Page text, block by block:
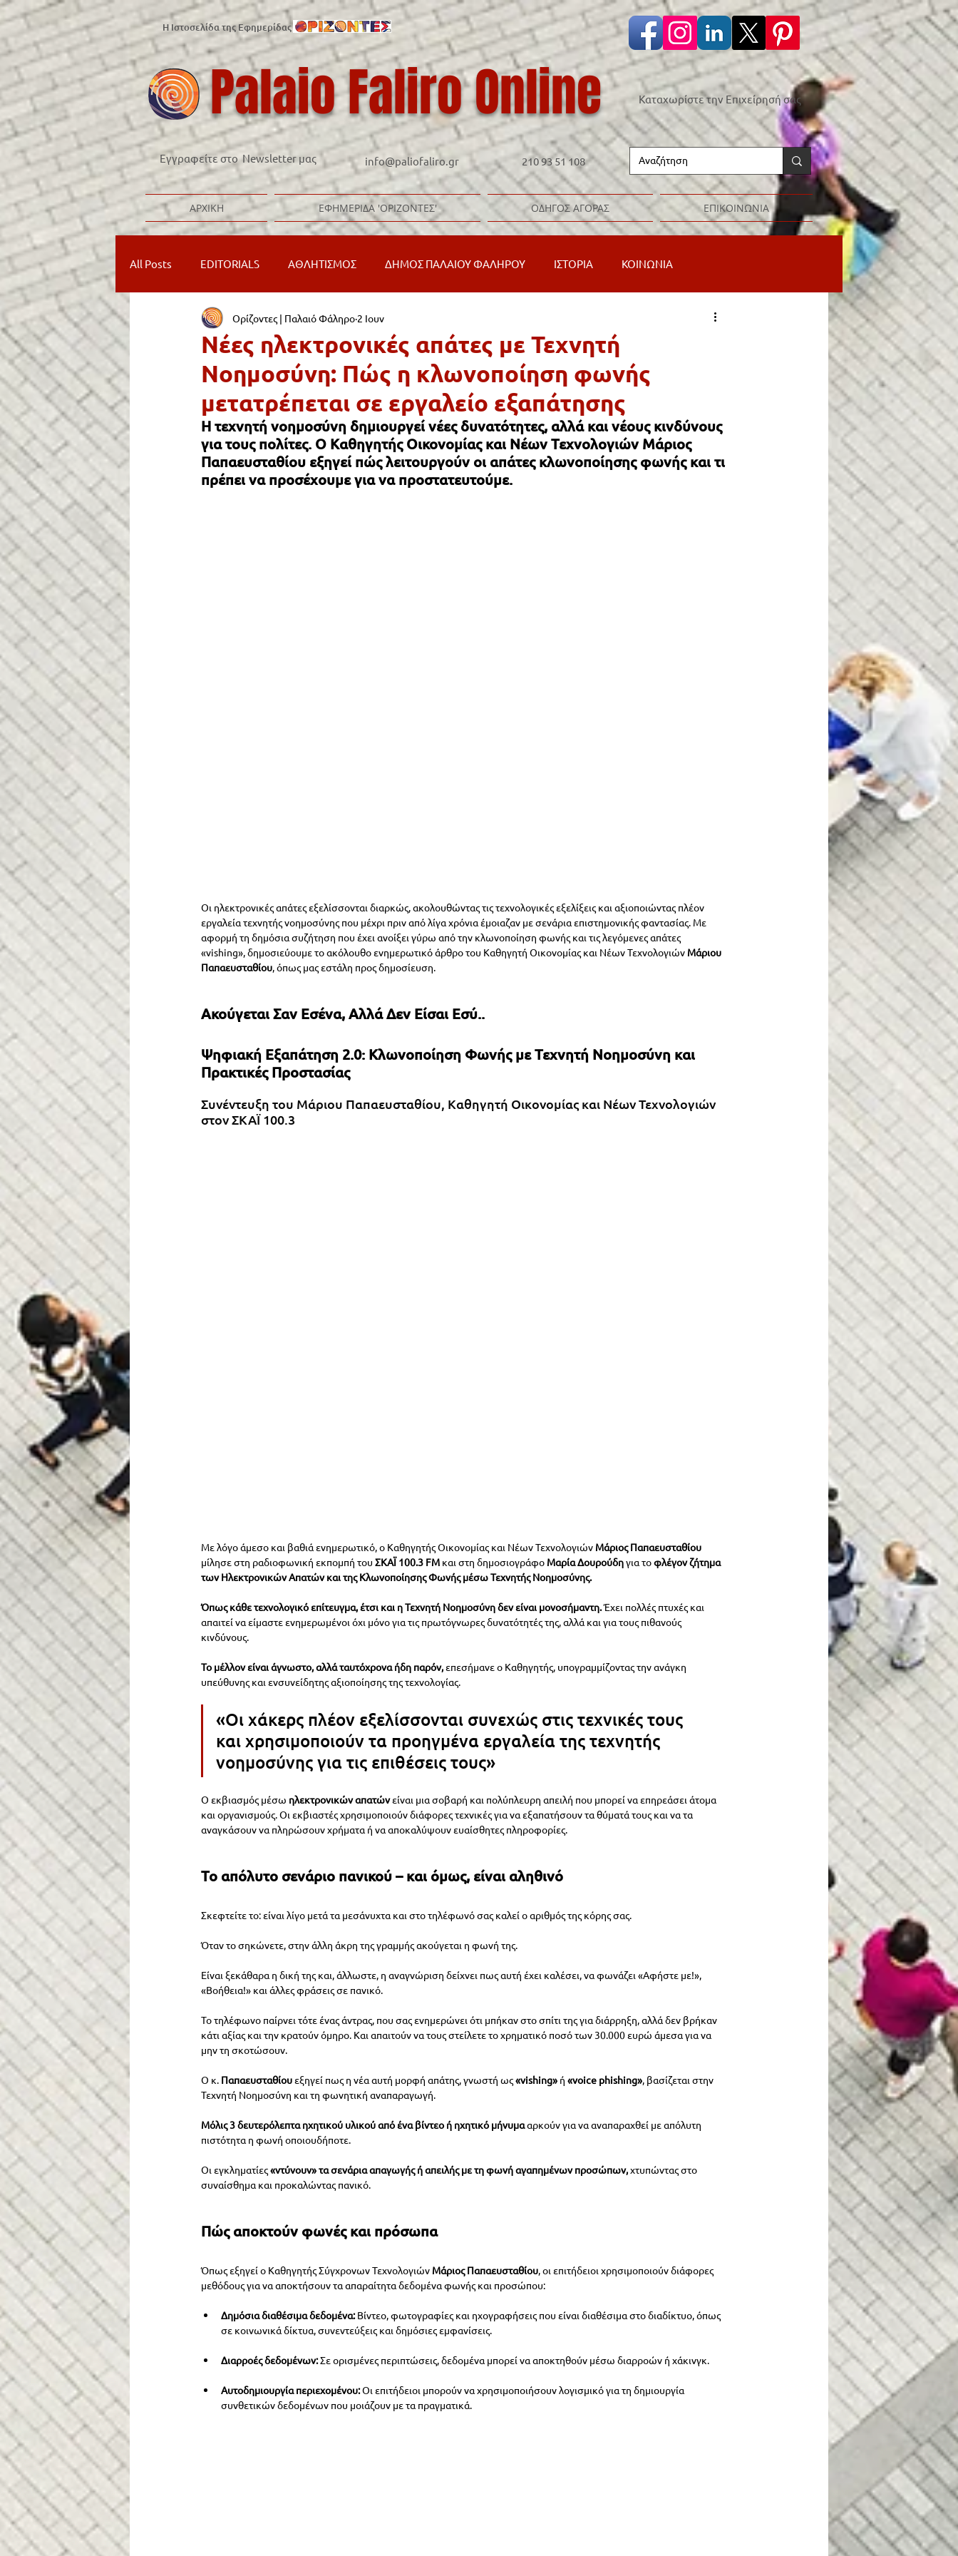
Η Ιστοσελίδα της Εφημερίδας
Palaio Faliro Online
info@paliofaliro.gr 210 93 51 108
Καταχωρίστε την Επιχείρησή σας
ΑΡΧΙΚΗ ΕΦΗΜΕΡΙΔΑ 'ΟΡΙΖΟΝΤΕΣ' ΟΔΗΓΟΣ ΑΓΟΡΑΣ ΕΠΙΚΟΙΝΩΝΙΑ
Εγγραφείτε στο Newsletter μας
All Posts EDITORIALS ΑΘΛΗΤΙΣΜΟΣ ΔΗΜΟΣ ΠΑΛΑΙΟΥ ΦΑΛΗΡΟΥ ΙΣΤΟΡΙΑ ΚΟΙΝΩΝΙΑ
ΟΙΚΟΝΟΜΙΑ & ΑΓΟΡΑ ΠΑΙΔΙ & ΠΑΙΔΕΙΑ
ΣΥΓΚΟΙΝΩΝΙΑ ΥΓΕΙΑ ΨΥΧΑΓΩΓΙΑ ΠΟΛΙΤΙΚΗ ΕΚΚΛΗΣΙΑ ΠΑΡΑΠΟΝΑ ΔΗΜΟΤΩΝ
ΔΡΟΜΟΙ & ΠΕΖΟΔΡΟΜΙΑ ΕΡΓΑ & ΥΠΟΔΟΜΕΣ ΕΡΓΑΣΙΑ ΚΑΘΑΡΙΟΤΗΤΑ ΦΙΛΟΖΩΙΑ ΨΥΧΟΛΟΓΙΑ
ΠΑΛΑΙΟ ΦΑΛΗΡΟ
Νέες ηλεκτρονικές απάτες με Τεχνητή
Νοημοσύνη: Πώς η κλωνοποίηση φωνής
μετατρέπεται σε εργαλείο εξαπάτησης
Ορίζοντες | Παλαιό Φάληρο 2 Ιουν
Η τεχνητή νοημοσύνη δημιουργεί νέες δυνατότητες, αλλά και νέους κινδύνους
για τους πολίτες. Ο Καθηγητής Οικονομίας και Νέων Τεχνολογιών Μάριος
Παπαευσταθίου εξηγεί πώς λειτουργούν οι απάτες κλωνοποίησης φωνής και τι
πρέπει να προσέχουμε για να προστατευτούμε.
Οι ηλεκτρονικές απάτες εξελίσσονται διαρκώς, ακολουθώντας τις τεχνολογικές εξελίξεις και αξιοποιώντας πλέον
εργαλεία τεχνητής νοημοσύνης που μέχρι πριν από λίγα χρόνια έμοιαζαν με σενάρια επιστημονικής φαντασίας. Με
αφορμή τη δημόσια συζήτηση που έχει ανοίξει γύρω από την κλωνοποίηση φωνής και τις λεγόμενες απάτες
«vishing», δημοσιεύουμε το ακόλουθο ενημερωτικό άρθρο του Καθηγητή Οικονομίας και Νέων Τεχνολογιών Μάριου
Παπαευσταθίου, όπως μας εστάλη προς δημοσίευση.
Ακούγεται Σαν Εσένα, Αλλά Δεν Είσαι Εσύ..
Ψηφιακή Εξαπάτηση 2.0: Κλωνοποίηση Φωνής με Τεχνητή Νοημοσύνη και
Πρακτικές Προστασίας
Συνέντευξη του Μάριου Παπαευσταθίου, Καθηγητή Οικονομίας και Νέων Τεχνολογιών
στον ΣΚΑΪ 100.3
Με λόγο άμεσο και βαθιά ενημερωτικό, ο Καθηγητής Οικονομίας και Νέων Τεχνολογιών Μάριος Παπαευσταθίου
μίλησε στη ραδιοφωνική εκπομπή του ΣΚΑΪ 100.3 FM και στη δημοσιογράφο Μαρία Δουρούδη για το φλέγον ζήτημα
των Ηλεκτρονικών Απατών και της Κλωνοποίησης Φωνής μέσω Τεχνητής Νοημοσύνης.
Όπως κάθε τεχνολογικό επίτευγμα, έτσι και η Τεχνητή Νοημοσύνη δεν είναι μονοσήμαντη. Έχει πολλές πτυχές και
απαιτεί να είμαστε ενημερωμένοι όχι μόνο για τις πρωτόγνωρες δυνατότητές της, αλλά και για τους πιθανούς
κινδύνους.
Το μέλλον είναι άγνωστο, αλλά ταυτόχρονα ήδη παρόν, επεσήμανε ο Καθηγητής, υπογραμμίζοντας την ανάγκη
υπεύθυνης και ενσυνείδητης αξιοποίησης της τεχνολογίας.
«Οι χάκερς πλέον εξελίσσονται συνεχώς στις τεχνικές τους
και χρησιμοποιούν τα προηγμένα εργαλεία της τεχνητής
νοημοσύνης για τις επιθέσεις τους»
Ο εκβιασμός μέσω ηλεκτρονικών απατών είναι μια σοβαρή και πολύπλευρη απειλή που μπορεί να επηρεάσει άτομα
και οργανισμούς. Οι εκβιαστές χρησιμοποιούν διάφορες τεχνικές για να εξαπατήσουν τα θύματά τους και να τα
αναγκάσουν να πληρώσουν χρήματα ή να αποκαλύψουν ευαίσθητες πληροφορίες.
Το απόλυτο σενάριο πανικού – και όμως, είναι αληθινό
Σκεφτείτε το: είναι λίγο μετά τα μεσάνυχτα και στο τηλέφωνό σας καλεί ο αριθμός της κόρης σας.
Όταν το σηκώνετε, στην άλλη άκρη της γραμμής ακούγεται η φωνή της.
Είναι ξεκάθαρα η δική της και, άλλωστε, η αναγνώριση δείχνει πως αυτή έχει καλέσει, να φωνάζει «Αφήστε με!»,
«Βοήθεια!» και άλλες φράσεις σε πανικό.
Το τηλέφωνο παίρνει τότε ένας άντρας, που σας ενημερώνει ότι μπήκαν στο σπίτι της για διάρρηξη, αλλά δεν βρήκαν
κάτι αξίας και την κρατούν όμηρο. Και απαιτούν να τους στείλετε το χρηματικό ποσό των 30.000 ευρώ άμεσα για να
μην τη σκοτώσουν.
Ο κ. Παπαευσταθίου εξηγεί πως η νέα αυτή μορφή απάτης, γνωστή ως «vishing» ή «voice phishing», βασίζεται στην
Τεχνητή Νοημοσύνη και τη φωνητική αναπαραγωγή.
Μόλις 3 δευτερόλεπτα ηχητικού υλικού από ένα βίντεο ή ηχητικό μήνυμα αρκούν για να αναπαραχθεί με απόλυτη
πιστότητα η φωνή οποιουδήποτε.
Οι εγκληματίες «ντύνουν» τα σενάρια απαγωγής ή απειλής με τη φωνή αγαπημένων προσώπων, χτυπώντας στο
συναίσθημα και προκαλώντας πανικό.
Πώς αποκτούν φωνές και πρόσωπα
Όπως εξηγεί ο Καθηγητής Σύγχρονων Τεχνολογιών Μάριος Παπαευσταθίου, οι επιτήδειοι χρησιμοποιούν διάφορες
μεθόδους για να αποκτήσουν τα απαραίτητα δεδομένα φωνής και προσώπου:
Δημόσια διαθέσιμα δεδομένα: Βίντεο, φωτογραφίες και ηχογραφήσεις που είναι διαθέσιμα στο διαδίκτυο, όπως
σε κοινωνικά δίκτυα, συνεντεύξεις και δημόσιες εμφανίσεις.
Διαρροές δεδομένων: Σε ορισμένες περιπτώσεις, δεδομένα μπορεί να αποκτηθούν μέσω διαρροών ή χάκινγκ.
Αυτοδημιουργία περιεχομένου: Οι επιτήδειοι μπορούν να χρησιμοποιήσουν λογισμικό για τη δημιουργία
συνθετικών δεδομένων που μοιάζουν με τα πραγματικά.